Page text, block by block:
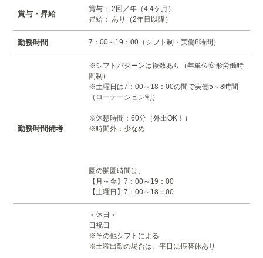
賞与・昇給
賞与： 2回／年（4.4ケ月）
昇給： あり（2年目以降）
勤務時間 7：00～19：00（シフト制・実働8時間）
勤務時間備考
※シフトパターンは複数あり（年単位変形労働時
間制）
※土曜日は7：00～18：00の間で実働5～8時間
（ローテーション制）
※休憩時間：60分（外出OK！）
※時間外：少なめ
園の開園時間は、
【月～金】7：00～19：00
【土曜日】7：00～18：00
＜休日＞
日祝日
※その他シフトによる
※土曜出勤の場合は、平日に振替休あり